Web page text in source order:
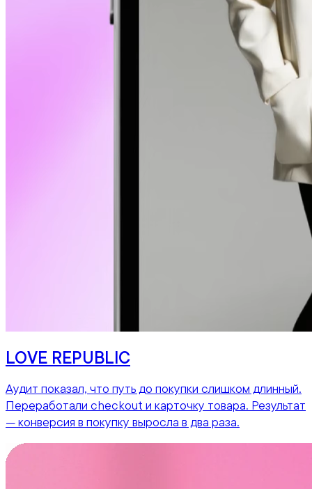
LOVE REPUBLIC
Аудит показал, что путь до покупки слишком длинный.
Переработали checkout и карточку товара. Результат
— конверсия в покупку выросла в два раза.